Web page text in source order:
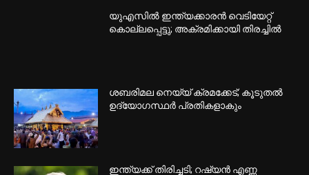
യുഎസില്‍ ഇന്ത്യക്കാരന്‍ വെടിയേറ്റ്
കൊല്ലപ്പെട്ടു; അക്രമിക്കായി തിരച്ചില്‍
ശബരിമല നെയ്യ് ക്രമക്കേട്; കൂടുതല്‍
ഉദ്യോഗസ്ഥര്‍ പ്രതികളാകും
ഇന്ത്യക്ക് തിരിച്ചടി; റഷ്യന്‍ എണ്ണ